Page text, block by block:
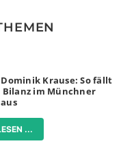
Dominik Krause: So fällt
Bilanz im Münchner
...